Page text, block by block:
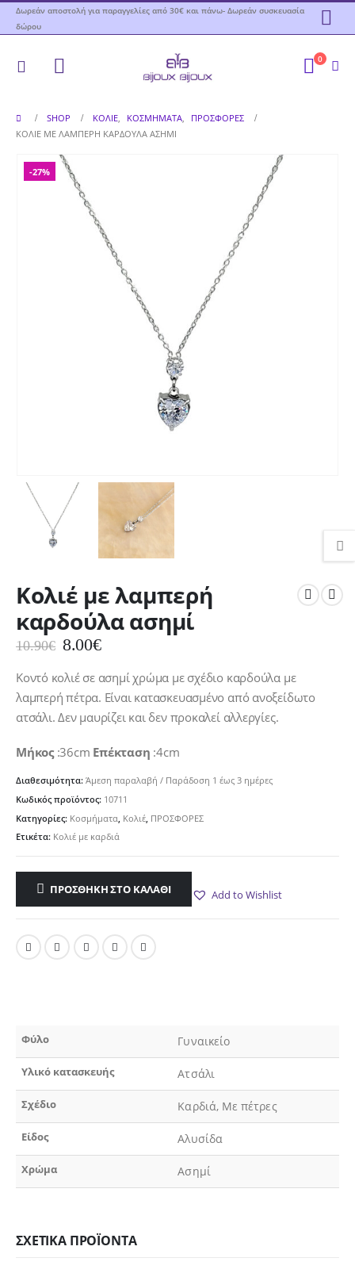
Δωρεάν αποστολή για παραγγελίες από 30€ και πάνω- Δωρεάν συσκευασία
δώρου
0
SHOP ΚΟΛΙΈ, ΚΟΣΜΉΜΑΤΑ,
ΠΡΟΣΦΟΡΕΣ
ΚΟΛΙΈ ΜΕ ΛΑΜΠΕΡΉ ΚΑΡΔΟΎΛΑ ΑΣΗΜΊ
-27%
Κολιέ με λαμπερή
καρδούλα ασημί
10.90€ Original
was:
10.90€.
8.00€Η
τιμή
είναι:
8.00€.
Κοντό κολιέ σε ασημί χρώμα με σχέδιο καρδούλα με
λαμπερή πέτρα. Είναι κατασκευασμένο από ανοξείδωτο
ατσάλι. Δεν μαυρίζει και δεν προκαλεί αλλεργίες.
Μήκος:36cm Επέκταση :4cm
Διαθεσιμότητα: Άμεση παραλαβή / Παράδoση 1 έως 3 ημέρες
Κωδικός προϊόντος: 10711
Κατηγορίες: Κοσμήματα Κολιέ ΠΡΟΣΦΟΡΕΣ
Ετικέτα: Κολιέ με καρδιά
ΠΡΟΣΘΉΚΗ ΣΤΟ ΚΑΛΆΘΙ Add to Wishlist
Φύλο Γυναικείο
Υλικό κατασκευής Ατσάλι
Σχέδιο Καρδιά, Με πέτρες
Είδος Αλυσίδα
Χρώμα Ασημί
ΣΧΕΤΙΚΆ ΠΡΟΪΌΝΤΑ